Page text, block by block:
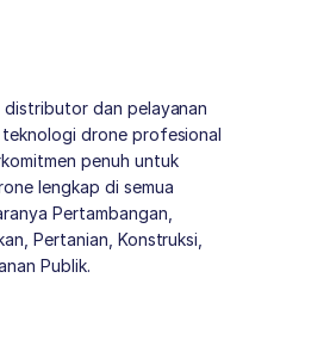
dan pelayanan
drone profesional
penuh untuk
lengkap di semua
Pertambangan,
Pertanian, Konstruksi,
Publik.